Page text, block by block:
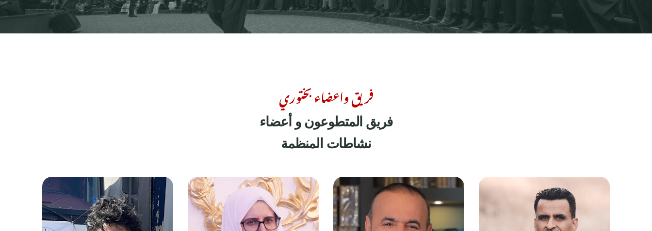
فريق واعضاء بختوري
فريق المتطوعون و أعضاء
نشاطات المنظمة